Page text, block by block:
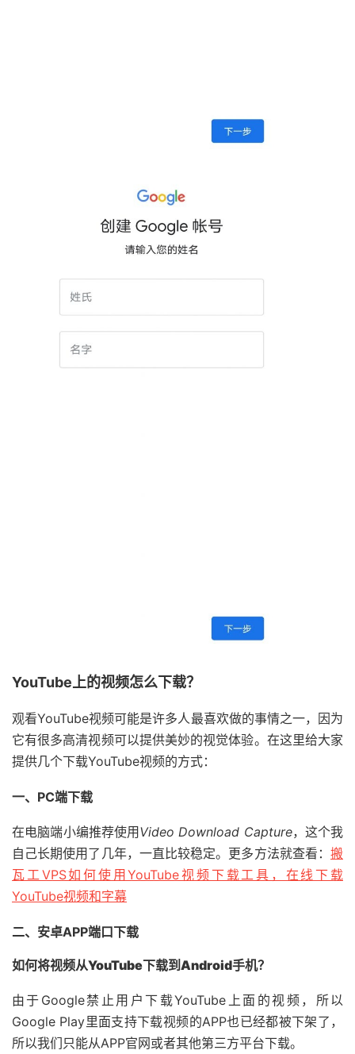
YouTube上的视频怎么下载？
观看YouTube视频可能是许多人最喜欢做的事情之一，因为
它有很多高清视频可以提供美妙的视觉体验。在这里给大家
提供几个下载YouTube视频的方式：
一、PC端下载
在电脑端小编推荐使用 Video Download Capture，这个我
自己长期使用了几年，一直比较稳定。更多方法就查看： 搬
瓦工VPS如何使用YouTube视频下载工具，在线下载
YouTube视频和字幕
二、安卓APP端口下载
如何将视频从YouTube下载到Android手机？
由于Google禁止用户下载YouTube上面的视频，所以
Google Play里面支持下载视频的APP也已经都被下架了，
所以我们只能从APP官网或者其他第三方平台下载。